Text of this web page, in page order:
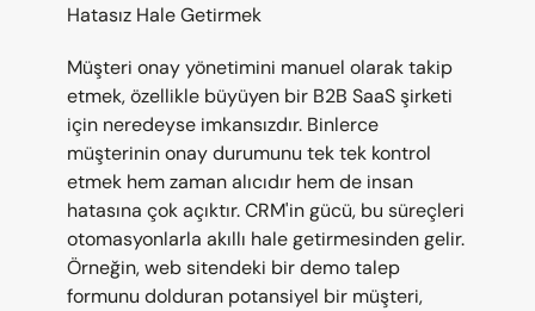
Hatasız Hale Getirmek
Müşteri onay yönetimini manuel olarak takip
etmek, özellikle büyüyen bir B2B SaaS şirketi
için neredeyse imkansızdır. Binlerce
müşterinin onay durumunu tek tek kontrol
etmek hem zaman alıcıdır hem de insan
hatasına çok açıktır. CRM'in gücü, bu süreçleri
otomasyonlarla akıllı hale getirmesinden gelir.
Örneğin, web sitendeki bir demo talep
formunu dolduran potansiyel bir müşteri,